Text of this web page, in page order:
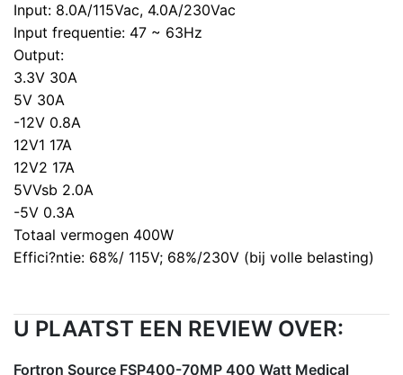
Input: 8.0A/115Vac, 4.0A/230Vac
Input frequentie: 47 ~ 63Hz
Output:
3.3V 30A
5V 30A
-12V 0.8A
12V1 17A
12V2 17A
5VVsb 2.0A
-5V 0.3A
Totaal vermogen 400W
Effici?ntie: 68%/ 115V; 68%/230V (bij volle belasting)
U PLAATST EEN REVIEW OVER:
Fortron Source FSP400-70MP 400 Watt Medical